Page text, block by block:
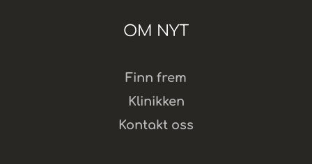
OM NYT
Finn frem
Klinikken
Kontakt oss